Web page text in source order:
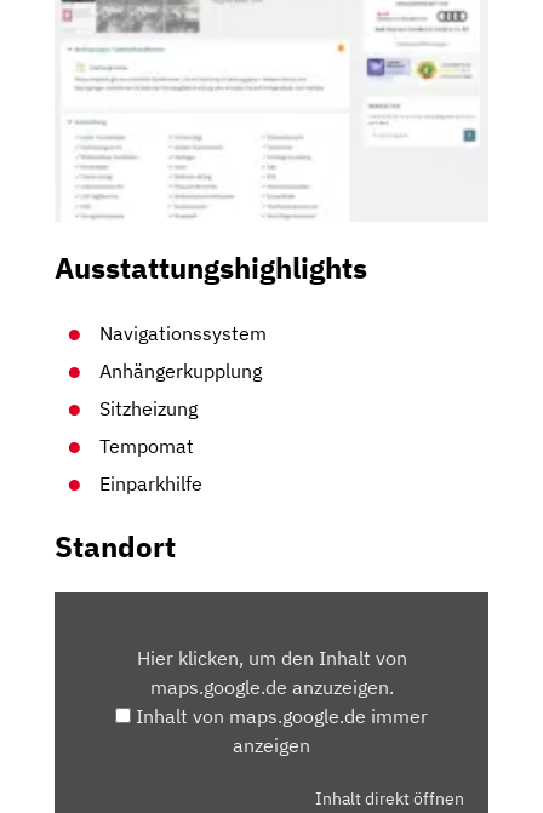
Ausstattungshighlights
Navigationssystem
Anhängerkupplung
Sitzheizung
Tempomat
Einparkhilfe
Standort
MAPS.GOOGLE.DEHier klicken, um den Inhalt von
maps.google.de anzuzeigen.
Inhalt von maps.google.de immer
anzeigen
Inhalt direkt öffnen